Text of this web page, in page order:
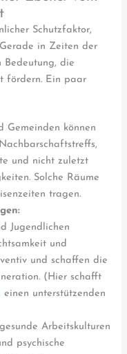
Schutzfaktor,
in Zeiten der
Bedeutung, die
fördern. Ein paar
Gemeinden können
und nicht zuletzt
Solche Räume
tragen.
Jugendlichen
und
und schaffen die
(Hier schafft
einen unterstützenden
Arbeitskulturen
psychische